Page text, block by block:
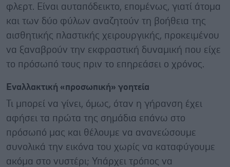
φλερτ. Είναι αυταπόδεικτο, επομένως, γιατί άτομα
και των δύο φύλων αναζητούν τη βοήθεια της
αισθητικής πλαστικής χειρουργικής, προκειμένου
να ξαναβρούν την εκφραστική δυναμική που είχε
το πρόσωπό τους πριν το επηρεάσει ο χρόνος.
Εναλλακτική «προσωπική» γοητεία
Τι μπορεί να γίνει, όμως, όταν η γήρανση έχει
αφήσει τα πρώτα της σημάδια επάνω στο
πρόσωπό μας και θέλουμε να ανανεώσουμε
συνολικά την εικόνα του χωρίς να καταφύγουμε
ακόμα στο νυστέρι; Υπάρχει τρόπος να